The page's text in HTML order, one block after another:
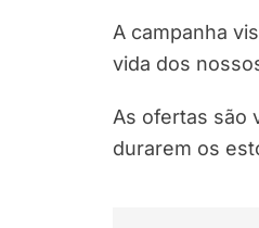
A campanha
vida dos
As ofertas são
durarem os